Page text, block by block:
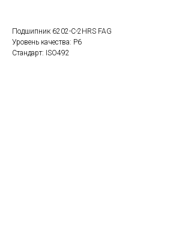
Подшипник 6202-C-2HRS FAG
Уровень качества: P6
Стандарт: ISO492